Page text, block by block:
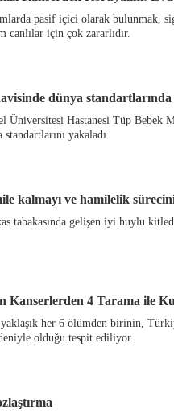
pasif içici olarak bulunmak,
canlılar için çok zararlıdır.
dünya standartlarında
Üniversitesi Hastanesi Tüp Bebek
yakaladı.
kalmayı ve hamilelik
tabakasında gelişen iyi huylu
Kanserlerden 4 Tarama ile
her 6 ölümden birinin,
olduğu tespit ediliyor.